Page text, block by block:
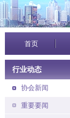
首页
行业动态
协会新闻
重要要闻